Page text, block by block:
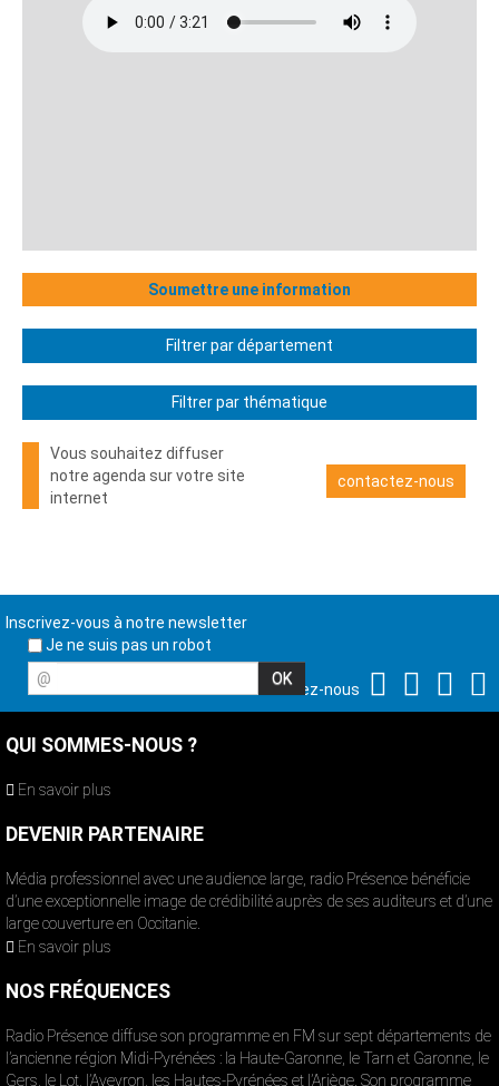
Soumettre une information
Filtrer par département
Filtrer par thématique
Vous souhaitez diffuser
notre agenda sur votre site
internet
contactez-nous
Inscrivez-vous à notre newsletter
Je ne suis pas un robot
@
Suivez-nous
QUI SOMMES-NOUS ?
En savoir plus
DEVENIR PARTENAIRE
Média professionnel avec une audience large, radio Présence bénéficie
d’une exceptionnelle image de crédibilité auprès de ses auditeurs et d’une
large couverture en Occitanie.
En savoir plus
NOS FRÉQUENCES
Radio Présence diffuse son programme en FM sur sept départements de
l’ancienne région Midi-Pyrénées : la Haute-Garonne, le Tarn et Garonne, le
Gers, le Lot, l’Aveyron, les Hautes-Pyrénées et l’Ariège. Son programme